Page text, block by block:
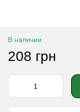
В наличии
208 грн